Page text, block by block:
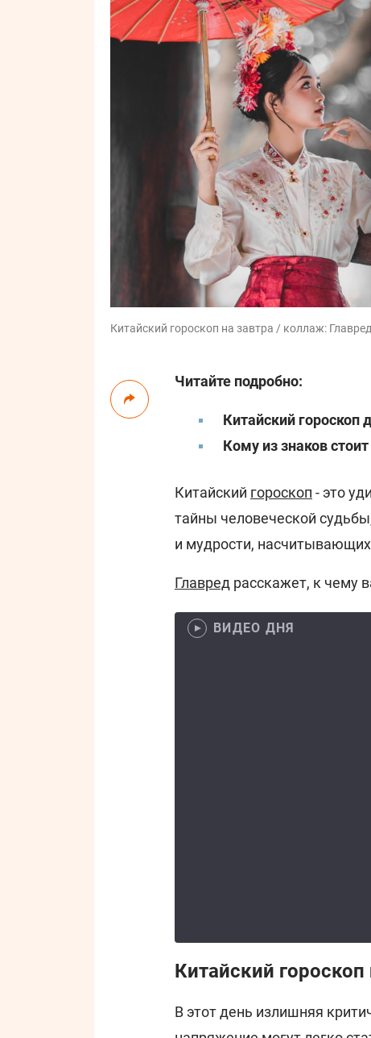
Китайский гороскоп на завтра / коллаж:
Читайте подробно:
Китайский гороскоп
Кому из знаков
Китайский гороскоп - это
тайны человеческой
и мудрости,
Главред расскажет, к чему
ВИДЕО ДНЯ
Китайский
В этот день излишняя